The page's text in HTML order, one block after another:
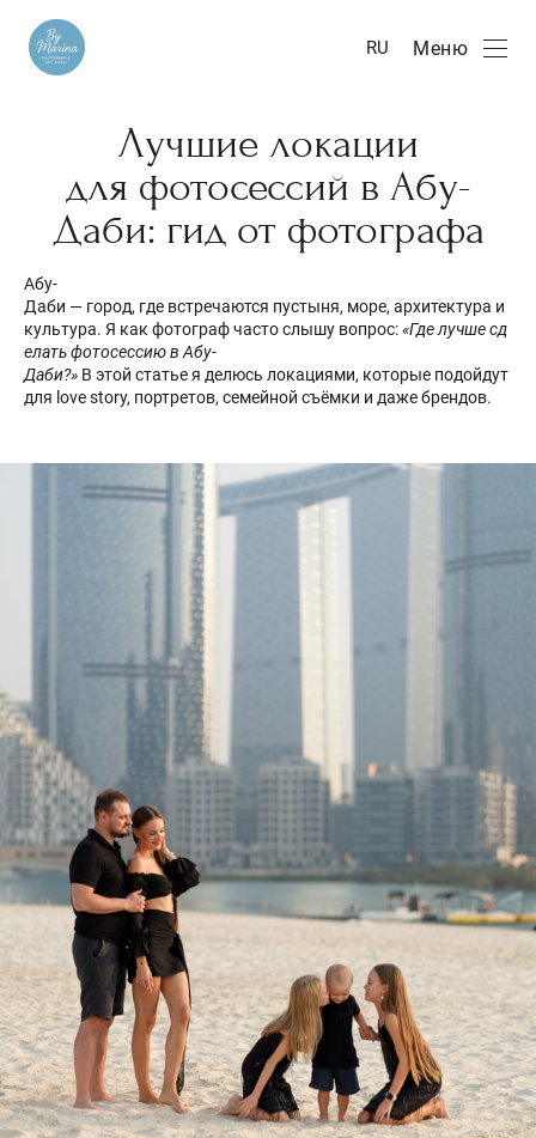
RU Меню
Лучшие локации
для фотосессий в Абу-
Даби: гид от фотографа
Абу-
Даби — город, где встречаются пустыня, море, архитектура и
культура. Я как фотограф часто слышу вопрос:«Где лучше сд
елать фотосессию в Абу-
Даби?» В этой статье я делюсь локациями, которые подойдут
для love story, портретов, семейной съёмки и даже брендов.